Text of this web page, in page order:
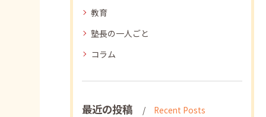
教育
塾長の一人ごと
コラム
最近の投稿 Recent Posts